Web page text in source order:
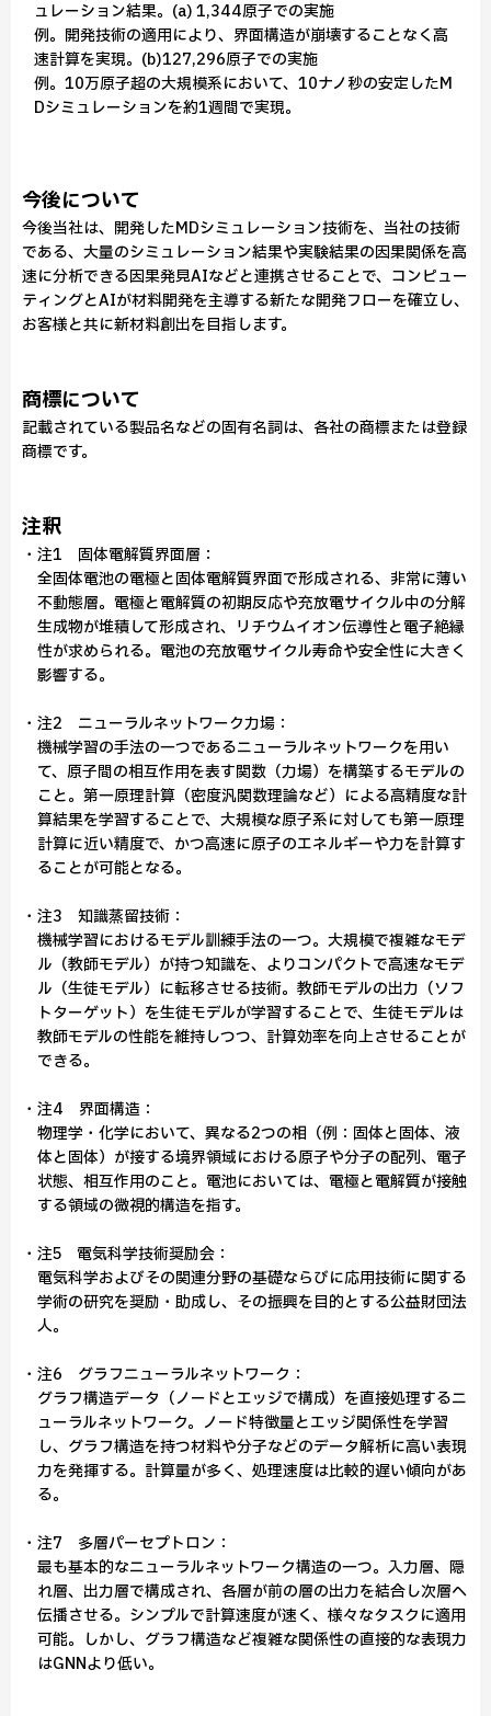
ュレーション結果。(a) 1,344原子での実施
例。開発技術の適用により、界面構造が崩壊することなく高
速計算を実現。(b)127,296原子での実施
例。10万原子超の大規模系において、10ナノ秒の安定したM
Dシミュレーションを約1週間で実現。
今後について
今後当社は、開発したMDシミュレーション技術を、当社の技術
である、大量のシミュレーション結果や実験結果の因果関係を高
速に分析できる因果発見AIなどと連携させることで、コンピュー
ティングとAIが材料開発を主導する新たな開発フローを確立し、
お客様と共に新材料創出を目指します。
商標について
記載されている製品名などの固有名詞は、各社の商標または登録
商標です。
注釈
・注1 固体電解質界面層：
全固体電池の電極と固体電解質界面で形成される、非常に薄い
不動態層。電極と電解質の初期反応や充放電サイクル中の分解
生成物が堆積して形成され、リチウムイオン伝導性と電子絶縁
性が求められる。電池の充放電サイクル寿命や安全性に大きく
影響する。
・注2 ニューラルネットワーク力場：
機械学習の手法の一つであるニューラルネットワークを用い
て、原子間の相互作用を表す関数（力場）を構築するモデルの
こと。第一原理計算（密度汎関数理論など）による高精度な計
算結果を学習することで、大規模な原子系に対しても第一原理
計算に近い精度で、かつ高速に原子のエネルギーや力を計算す
ることが可能となる。
・注3 知識蒸留技術：
機械学習におけるモデル訓練手法の一つ。大規模で複雑なモデ
ル（教師モデル）が持つ知識を、よりコンパクトで高速なモデ
ル（生徒モデル）に転移させる技術。教師モデルの出力（ソフ
トターゲット）を生徒モデルが学習することで、生徒モデルは
教師モデルの性能を維持しつつ、計算効率を向上させることが
できる。
・注4 界面構造：
物理学・化学において、異なる2つの相（例：固体と固体、液
体と固体）が接する境界領域における原子や分子の配列、電子
状態、相互作用のこと。電池においては、電極と電解質が接触
する領域の微視的構造を指す。
・注5 電気科学技術奨励会：
電気科学およびその関連分野の基礎ならびに応用技術に関する
学術の研究を奨励・助成し、その振興を目的とする公益財団法
人。
・注6 グラフニューラルネットワーク：
グラフ構造データ（ノードとエッジで構成）を直接処理するニ
ューラルネットワーク。ノード特徴量とエッジ関係性を学習
し、グラフ構造を持つ材料や分子などのデータ解析に高い表現
力を発揮する。計算量が多く、処理速度は比較的遅い傾向があ
る。
・注7 多層パーセプトロン：
最も基本的なニューラルネットワーク構造の一つ。入力層、隠
れ層、出力層で構成され、各層が前の層の出力を結合し次層へ
伝播させる。シンプルで計算速度が速く、様々なタスクに適用
可能。しかし、グラフ構造など複雑な関係性の直接的な表現力
はGNNより低い。